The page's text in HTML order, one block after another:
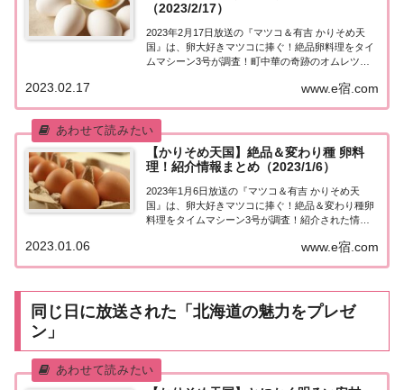
（2023/2/17）
2023年2月17日放送の『マツコ＆有吉 かりそめ天
国』は、卵大好きマツコに捧ぐ！絶品卵料理をタイ
ムマシーン3号が調査！町中華の奇跡のオムレツ＆
料理が続々登場！紹介された情報をまとめました！
マツコ納得！絶品卵料理４選卵が大好きなマツコ...
www.e宿.com
2023.02.17
【かりそめ天国】絶品＆変わり種 卵料
理！紹介情報まとめ（2023/1/6）
2023年1月6日放送の『マツコ＆有吉 かりそめ天
国』は、卵大好きマツコに捧ぐ！絶品＆変わり種卵
料理をタイムマシーン3号が調査！紹介された情報
なマツコさんのために、絶品＆変わり種卵料理をタ
www.e宿.com
2023.01.06
同じ日に放送された「北海道の魅力をプレゼ
ン」